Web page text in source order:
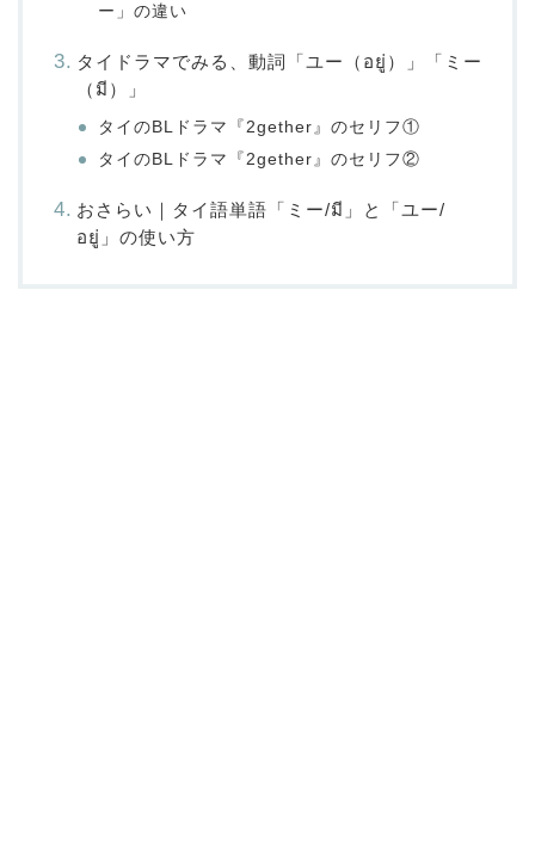
ー」の違い
タイドラマでみる、動詞「ユー（อยู่）」「ミー
（มี）」
タイのBLドラマ『2gether』のセリフ①
タイのBLドラマ『2gether』のセリフ②
おさらい｜タイ語単語「ミー/มี」と「ユー/
อยู่」の使い方